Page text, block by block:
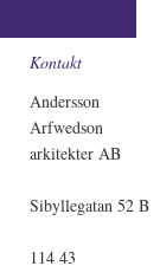
Kontakt
Andersson
Arfwedson
arkitekter AB
Sibyllegatan 52 B
114 43